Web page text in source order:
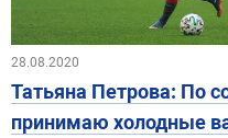
28.08.2020
Татьяна Петрова: По
принимаю холодные